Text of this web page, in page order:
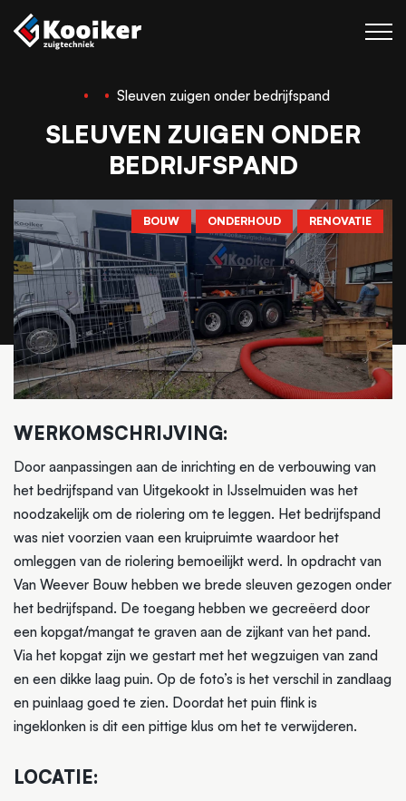
Zuigtechniek
Blaastechniek
Over Kooiker
Werken bij
Contact
Sleuven zuigen onder bedrijfspand
SLEUVEN ZUIGEN ONDER
BEDRIJFSPAND
BOUW ONDERHOUD RENOVATIE
WERKOMSCHRIJVING:
Door aanpassingen aan de inrichting en de verbouwing van
het bedrijfspand van Uitgekookt in IJsselmuiden was het
noodzakelijk om de riolering om te leggen. Het bedrijfspand
was niet voorzien vaan een kruipruimte waardoor het
omleggen van de riolering bemoeilijkt werd. In opdracht van
Van Weever Bouw hebben we brede sleuven gezogen onder
het bedrijfspand. De toegang hebben we gecreëerd door
een kopgat/mangat te graven aan de zijkant van het pand.
Via het kopgat zijn we gestart met het wegzuigen van zand
en een dikke laag puin. Op de foto’s is het verschil in zandlaag
en puinlaag goed te zien. Doordat het puin flink is
ingeklonken is dit een pittige klus om het te verwijderen.
LOCATIE: